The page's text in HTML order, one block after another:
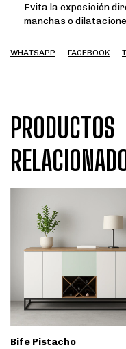
Evita la exposición
manchas o
WHATSAPP FACEBOOK
PRODUCTOS
Bife Pistacho